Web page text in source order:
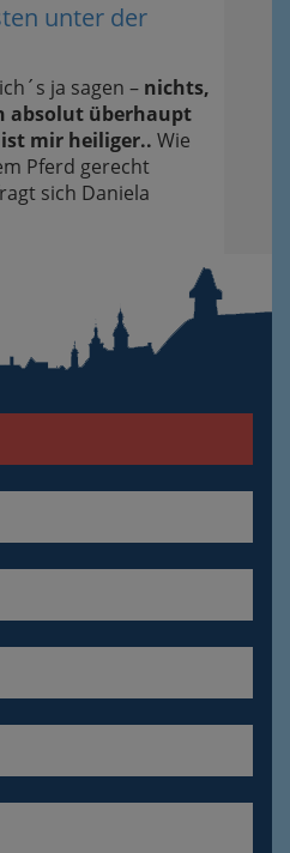
unter der
ja sagen – nichts,
absolut überhaupt
mir heiliger.. Wie
Pferd gerecht
sich Daniela